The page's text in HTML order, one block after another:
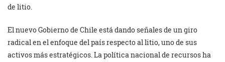
de litio.
El nuevo Gobierno de Chile está dando señales de un giro
radical en el enfoque del país respecto al litio, uno de sus
activos más estratégicos. La política nacional de recursos ha